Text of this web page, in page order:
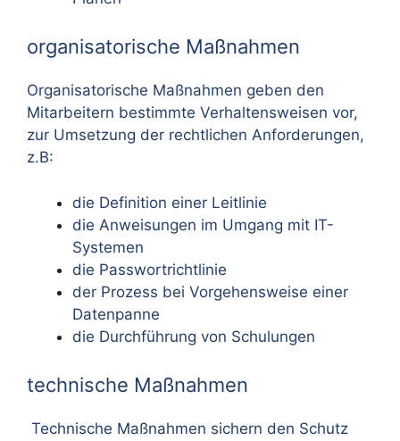
organisatorische Maßnahmen
Organisatorische Maßnahmen geben den
Mitarbeitern bestimmte Verhaltensweisen vor,
zur Umsetzung der rechtlichen Anforderungen,
z.B:
die Definition einer Leitlinie
die Anweisungen im Umgang mit IT-
Systemen
die Passwortrichtlinie
der Prozess bei Vorgehensweise einer
Datenpanne
die Durchführung von Schulungen
technische Maßnahmen
Technische Maßnahmen sichern den Schutz